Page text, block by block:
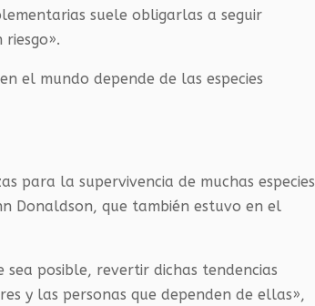
suele obligarlas a seguir
el mundo depende de las especies
para la supervivencia de muchas especies
Donaldson, que también estuvo en el
sea posible, revertir dichas tendencias
y las personas que dependen de ellas»,